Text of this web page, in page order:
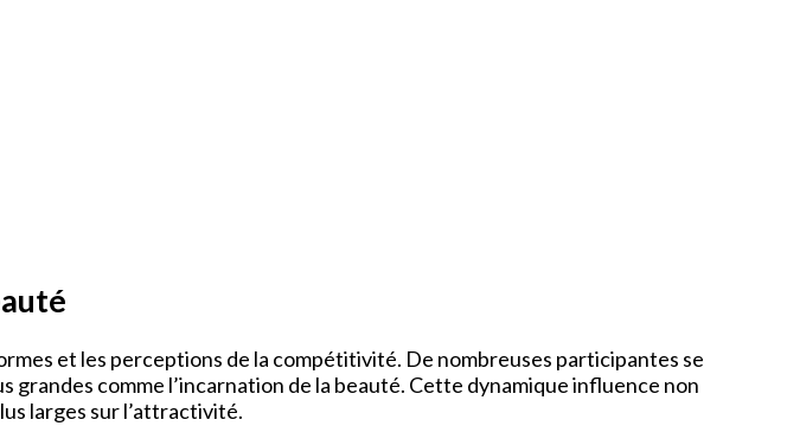
et les perceptions de la compétitivité. De nombreuses participantes se
comme l’incarnation de la beauté. Cette dynamique influence non
larges sur l’attractivité.